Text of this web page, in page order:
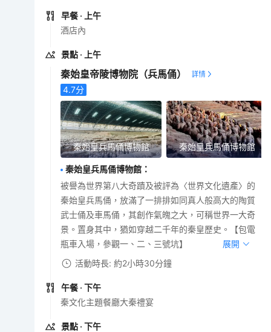
早餐 · 上午
酒店內
景點 · 上午
秦始皇帝陵博物院（兵馬俑）
4.7分
秦始皇兵馬俑博物館 秦始皇兵馬俑博物館
秦始皇兵馬俑博物館 ：
被譽為世界第八大奇蹟及被評為〈世界文化遺產〉的
秦始皇兵馬俑，放滿了一排排如同真人般高大的陶質
武士俑及車馬俑，其創作氣魄之大，可稱世界一大奇
景。置身其中，猶如穿越二千年的秦皇歷史。【包電
瓶車入場，參觀一、二、三號坑】
展開
活動時長: 約2小時30分鐘
午餐 · 下午
秦文化主題餐廳大秦禮宴
景點 · 下午